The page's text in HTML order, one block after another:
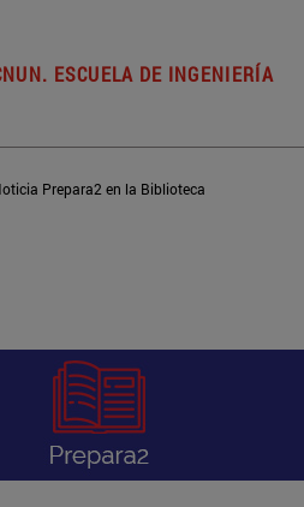
ESCUELA DE INGENIERÍA
Prepara2 en la Biblioteca